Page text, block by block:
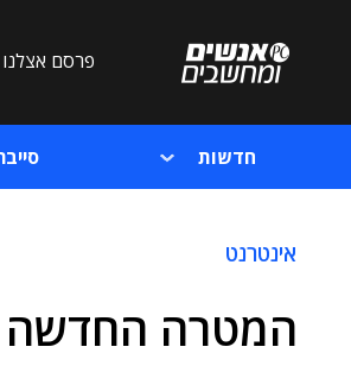
פרסם אצלנו
חדשות
אינטרנט
המטרה החדשה